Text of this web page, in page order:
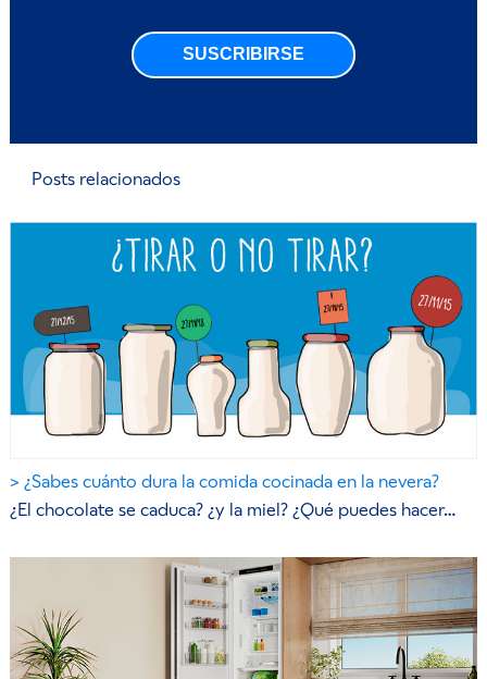
SUSCRIBIRSE
Posts relacionados
¿Sabes cuánto dura la comida cocinada en la nevera?
¿El chocolate se caduca? ¿y la miel? ¿Qué puedes hacer…